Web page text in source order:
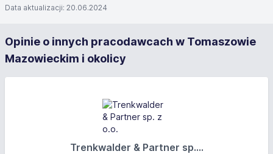
Data aktualizacji: 20.06.2024
Opinie o innych pracodawcach w Tomaszowie
Mazowieckim i okolicy
Trenkwalder & Partner sp....